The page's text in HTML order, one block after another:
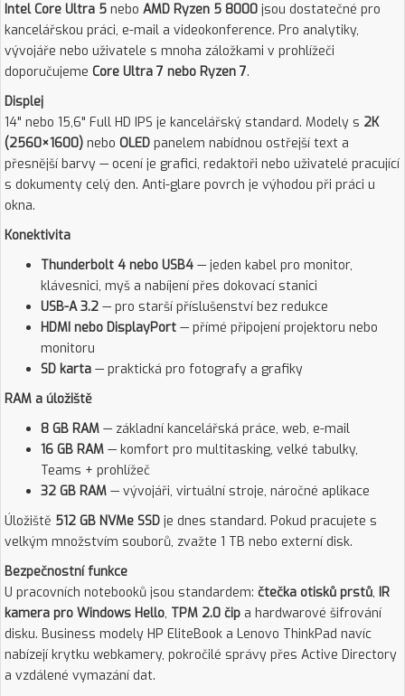
Intel Core Ultra 5 nebo AMD Ryzen 5 8000 jsou dostatečné pro
kancelářskou práci, e-mail a videokonference. Pro analytiky,
vývojáře nebo uživatele s mnoha záložkami v prohlížeči
doporučujeme Core Ultra 7 nebo Ryzen 7.
Displej
14" nebo 15,6" Full HD IPS je kancelářský standard. Modely s 2K
(2560×1600) nebo OLED panelem nabídnou ostřejší text a
přesnější barvy — ocení je grafici, redaktoři nebo uživatelé pracující
s dokumenty celý den. Anti-glare povrch je výhodou při práci u
okna.
Konektivita
Thunderbolt 4 nebo USB4 — jeden kabel pro monitor,
klávesnici, myš a nabíjení přes dokovací stanici
USB-A 3.2 — pro starší příslušenství bez redukce
HDMI nebo DisplayPort — přímé připojení projektoru nebo
monitoru
SD karta — praktická pro fotografy a grafiky
RAM a úložiště
8 GB RAM — základní kancelářská práce, web, e-mail
16 GB RAM — komfort pro multitasking, velké tabulky,
Teams + prohlížeč
32 GB RAM — vývojáři, virtuální stroje, náročné aplikace
Úložiště 512 GB NVMe SSD je dnes standard. Pokud pracujete s
velkým množstvím souborů, zvažte 1 TB nebo externí disk.
Bezpečnostní funkce
U pracovních notebooků jsou standardem: čtečka otisků prstů, IR
kamera pro Windows Hello, TPM 2.0 čip a hardwarové šifrování
disku. Business modely HP EliteBook a Lenovo ThinkPad navíc
nabízejí krytku webkamery, pokročilé správy přes Active Directory
a vzdálené vymazání dat.